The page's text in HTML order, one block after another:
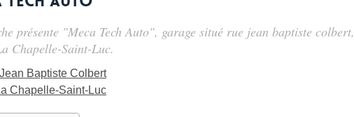
présente "Meca Tech Auto", garage situé rue jean baptiste colbert,
Chapelle-Saint-Luc.
Baptiste Colbert
Chapelle-Saint-Luc